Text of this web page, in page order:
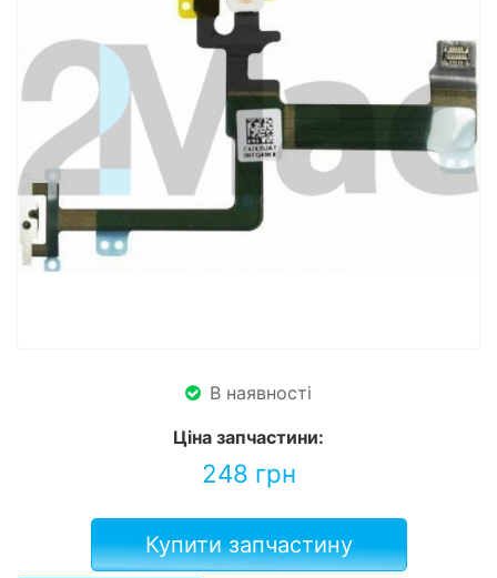
В наявності
Ціна запчастини:
248 грн
Купити запчастину